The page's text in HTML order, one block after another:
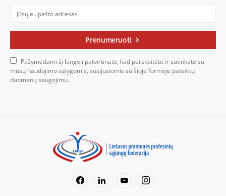
Prenumeruoti
Pažymėdami šį langelį patvirtinate, kad perskaitėte ir sutinkate su
mūsų naudojimo sąlygomis, susijusiomis su šioje formoje pateiktų
duomenų saugojimu.